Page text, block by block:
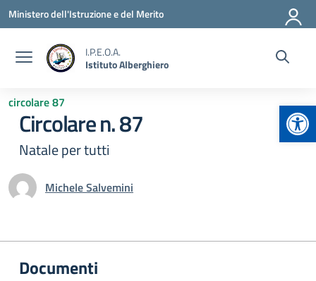
Vai ai contenuti
Vai al menu di navigazione
Vai al footer
Ministero dell'Istruzione e del Merito
I.P.E.O.A.
Istituto Alberghiero
circolare 87
Circolare n. 87
Natale per tutti
Michele Salvemini
Documenti